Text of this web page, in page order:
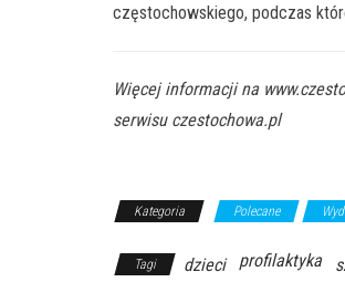
częstochowskiego, podczas
Więcej informacji na
serwisu czestochowa.pl
Kategoria Polecane
Tagi dzieci profilaktyka